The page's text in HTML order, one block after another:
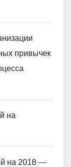
привычек
на
на 2018 —